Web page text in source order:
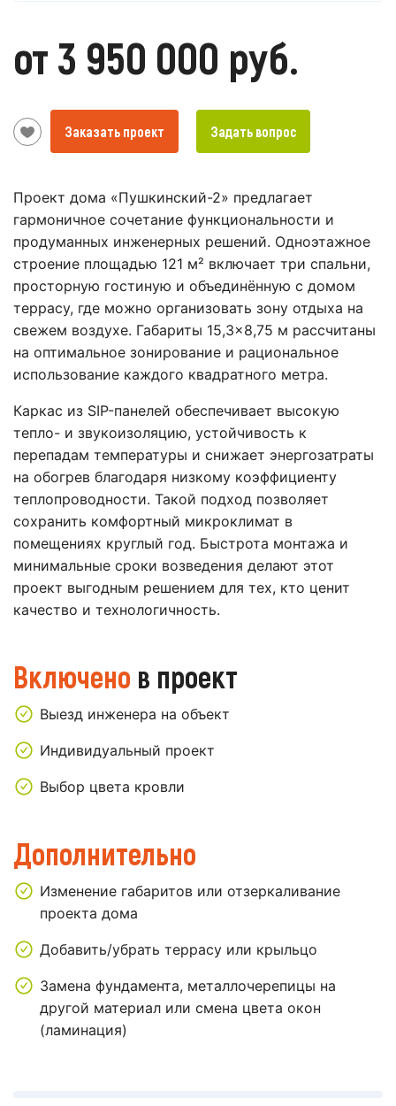
от 3 950 000 руб.
Заказать проект Задать вопрос
Проект дома «Пушкинский-2» предлагает
гармоничное сочетание функциональности и
продуманных инженерных решений. Одноэтажное
строение площадью 121 м² включает три спальни,
просторную гостиную и объединённую с домом
террасу, где можно организовать зону отдыха на
свежем воздухе. Габариты 15,3×8,75 м рассчитаны
на оптимальное зонирование и рациональное
использование каждого квадратного метра.
Каркас из SIP-панелей обеспечивает высокую
тепло- и звукоизоляцию, устойчивость к
перепадам температуры и снижает энергозатраты
на обогрев благодаря низкому коэффициенту
теплопроводности. Такой подход позволяет
сохранить комфортный микроклимат в
помещениях круглый год. Быстрота монтажа и
минимальные сроки возведения делают этот
проект выгодным решением для тех, кто ценит
качество и технологичность.
Включено в проект
Выезд инженера на объект
Индивидуальный проект
Выбор цвета кровли
Дополнительно
Изменение габаритов или отзеркаливание
проекта дома
Добавить/убрать террасу или крыльцо
Замена фундамента, металлочерепицы на
другой материал или смена цвета окон
(ламинация)